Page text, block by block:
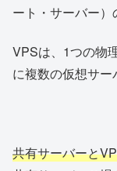
ート・サーバー）
VPSは、1つの物
に複数の仮想サー
共有サーバーと